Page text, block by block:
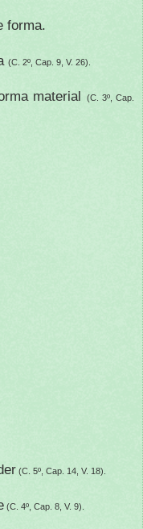
forma.
(C. 2º, Cap. 9, V. 26).
material
(C. 3º, Cap.
(C. 5º, Cap. 14, V. 18).
(C. 4º, Cap. 8, V. 9).